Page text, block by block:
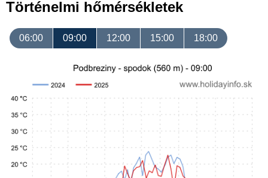
Történelmi hőmérsékletek
06:00 09:00 12:00 15:00 18:00